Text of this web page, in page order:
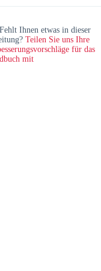
Ihnen etwas in dieser
Teilen Sie uns Ihre
für das
mit